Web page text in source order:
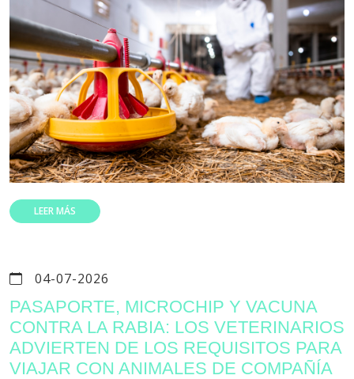
LEER MÁS
04-07-2026
PASAPORTE, MICROCHIP Y VACUNA
CONTRA LA RABIA: LOS VETERINARIOS
ADVIERTEN DE LOS REQUISITOS PARA
VIAJAR CON ANIMALES DE COMPAÑÍA